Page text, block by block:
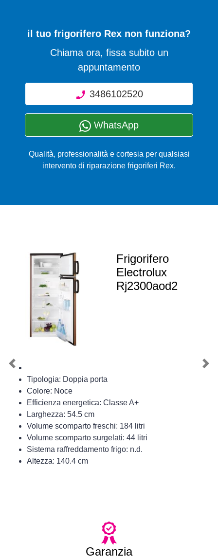
il tuo frigorifero Rex non funziona?
Chiama ora, fissa subito un
appuntamento
3486102520
WhatsApp
Qualità, professionalità e cortesia per qualsiasi
intervento di riparazione frigoriferi Rex.
Frigorifero
Electrolux
Rj2300aod2
Tipologia: Doppia porta
Colore: Noce
Efficienza energetica: Classe A+
Larghezza: 54.5 cm
Volume scomparto freschi: 184 litri
Volume scomparto surgelati: 44 litri
Sistema raffreddamento frigo: n.d.
Altezza: 140.4 cm
Previous
Garanzia